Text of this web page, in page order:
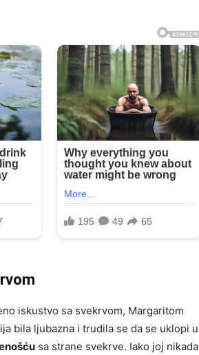
iskustvo sa svekrvom, Margaritom
bila ljubazna i trudila se da se uklopi u
sa strane svekrve. Iako joj nikada